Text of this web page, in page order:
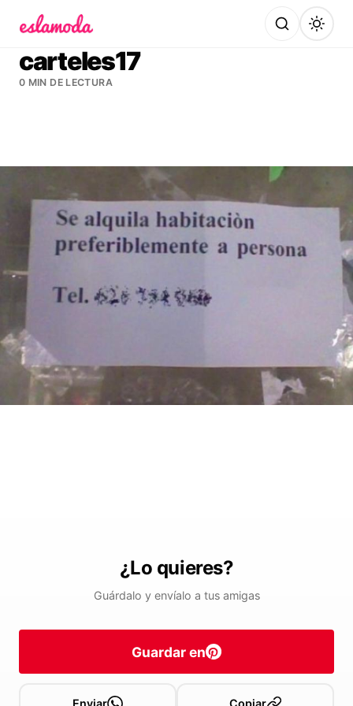
carteles17
0 MIN DE LECTURA
¿Lo quieres?
Guárdalo y envíalo a tus amigas
Guardar en
Enviar Copiar